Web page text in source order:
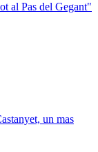
al Pas del Gegant"
un mas